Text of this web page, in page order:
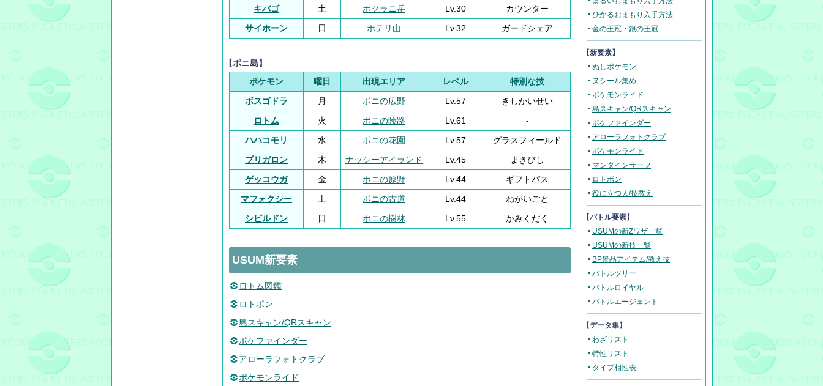
キバゴ
土 ホクラニ岳 Lv.30
カウンター
サイホーン
日 ホテリ山 Lv.32 ガードシェア
【ポニ島】
ポケモン
曜日 出現エリア レベル
特別な技
ボスゴドラ
月 ポニの広野 Lv.57
きしかいせい
ロトム
火 ポニの険路 Lv.61
-
ハハコモリ
水 ポニの花園 Lv.57
グラスフィールド
ブリガロン
木 ナッシーアイランド Lv.45
まきびし
ゲッコウガ
金 ポニの原野 Lv.44
ギフトパス
マフォクシー
土 ポニの古道 Lv.44
ねがいごと
シビルドン
日 ポニの樹林 Lv.55 かみくだく
USUM新要素
ロトム図鑑
ロトポン
島スキャン/QRスキャン
ポケファインダー
アローラフォトクラブ
ポケモンライド
ひかるおまもり入手方法
金の王冠・銀の王冠
【新要素】
ぬしポケモン
ヌシール集め
ポケモンライド
島スキャン/QRスキャン
ポケファインダー
アローラフォトクラブ
ポケモンライド
マンタインサーフ
ロトポン
役に立つ人/技教え
【バトル要素】
USUMの新Zワザ一覧
USUMの新技一覧
BP景品アイテム/教え技
バトルツリー
バトルロイヤル
バトルエージェント
【データ集】
わざリスト
特性リスト
タイプ相性表